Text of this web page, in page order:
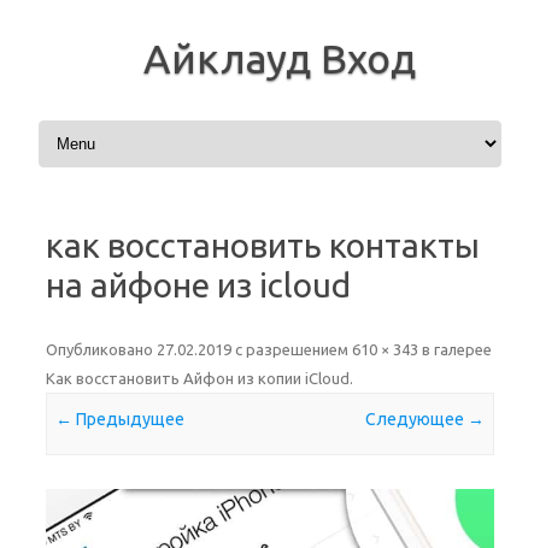
Айклауд Вход
Перейти к содержимому
как восстановить контакты
на айфоне из icloud
Опубликовано 27.02.2019 с разрешением 610 × 343 в галерее
Как восстановить Айфон из копии iCloud .
← Предыдущее Следующее →